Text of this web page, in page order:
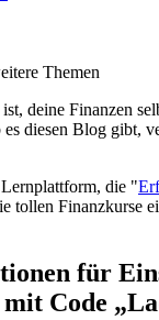
Themen
deine Finanzen
es diesen Blog gibt,
die "
tollen Finanzkurse
für
Code